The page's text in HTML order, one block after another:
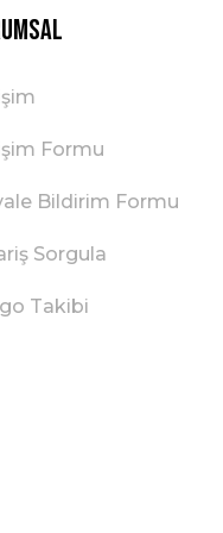
Formu
Bildirim Formu
Sorgula
Takibi